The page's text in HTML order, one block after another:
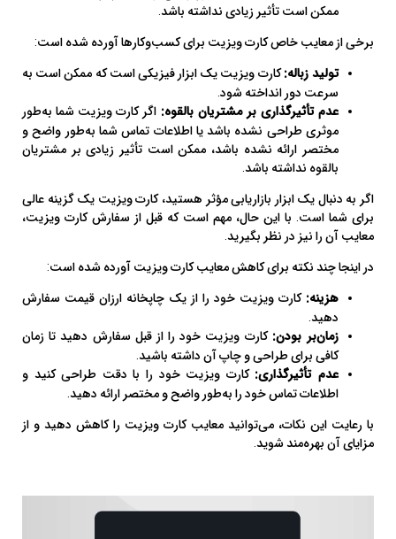
ممکن است تأثیر زیادی نداشته باشد.
برخی از معایب خاص کارت ویزیت برای کسب‌وکارها آورده شده است:
تولید زباله:کارت ویزیت یک ابزار فیزیکی است که ممکن است به
سرعت دور انداخته شود.
عدم تأثیرگذاری بر مشتریان بالقوه: اگر کارت ویزیت شما به‌طور
موثری طراحی نشده باشد یا اطلاعات تماس شما به‌طور واضح و
مختصر ارائه نشده باشد، ممکن است تأثیر زیادی بر مشتریان
بالقوه نداشته باشد.
اگر به دنبال یک ابزار بازاریابی مؤثر هستید، کارت ویزیت یک گزینه عالی
برای شما است. با این حال، مهم است که قبل از سفارش کارت ویزیت،
معایب آن را نیز در نظر بگیرید.
در اینجا چند نکته برای کاهش معایب کارت ویزیت آورده شده است:
هزینه: کارت ویزیت خود را از یک چاپخانه ارزان قیمت سفارش
دهید.
زمان‌بر بودن: کارت ویزیت خود را از قبل سفارش دهید تا زمان
کافی برای طراحی و چاپ آن داشته باشید.
عدم تأثیرگذاری: کارت ویزیت خود را با دقت طراحی کنید و
اطلاعات تماس خود را به‌طور واضح و مختصر ارائه دهید.
با رعایت این نکات، می‌توانید معایب کارت ویزیت را کاهش دهید و از
مزایای آن بهره‌مند شوید.